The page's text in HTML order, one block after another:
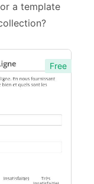
10
7
2
a template
Free